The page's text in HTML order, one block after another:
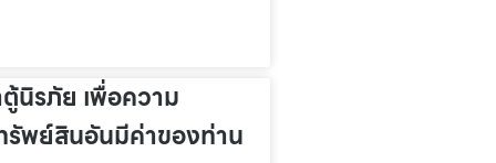
ตู้นิรภัย เพื่อความ
พย์สินอันมีค่าของท่าน